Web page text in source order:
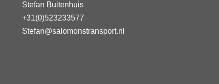
Stefan Buitenhuis
+31(0)523233577
Stefan@salomonstransport.nl